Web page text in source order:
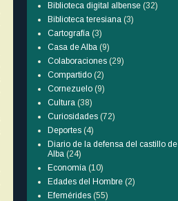
Biblioteca digital albense (32)
Biblioteca teresiana (3)
Cartografía (3)
Casa de Alba (9)
Colaboraciones (29)
Compartido (2)
Cornezuelo (9)
Cultura (38)
Curiosidades (72)
Deportes (4)
Diario de la defensa del castillo de
Alba (24)
Economía (10)
Edades del Hombre (2)
Efemérides (55)